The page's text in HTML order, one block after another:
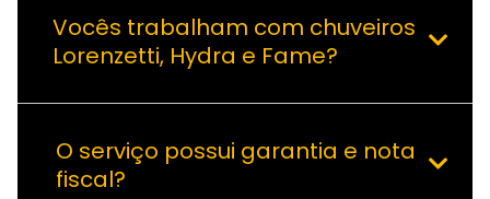
Vocês trabalham com chuveiros
Lorenzetti, Hydra e Fame?
O serviço possui garantia e nota
fiscal?